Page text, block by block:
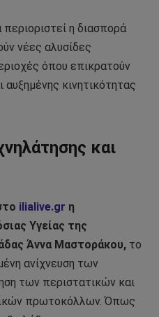
η διασπορά
νέες αλυσίδες
όπου επικρατούν
κινητικότητας
και
ilialive.gr η
Υγείας της
Άννα Μαστοράκου, το
ανίχνευση των
των περιστατικών και
πρωτοκόλλων. Όπως